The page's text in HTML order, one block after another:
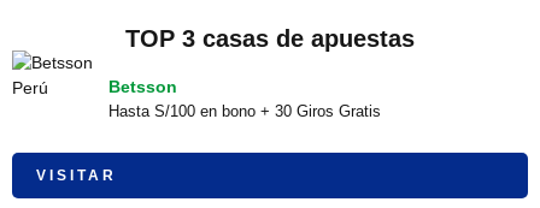
TOP 3 casas de apuestas
Betsson
Hasta S/100 en bono + 30 Giros Gratis
VISITAR